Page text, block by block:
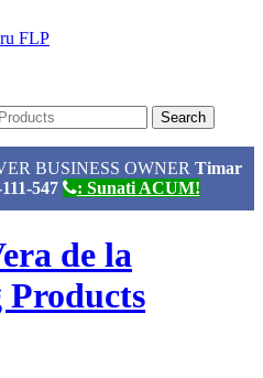
FLP
BUSINESS OWNER Timar
547
: Sunati ACUM!
de la